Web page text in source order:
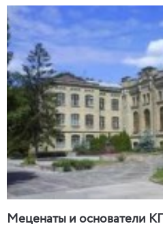
Меценаты и основатели